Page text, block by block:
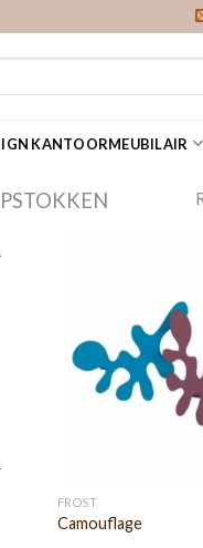
KANTOORMEUBILAIR
FROST
Camouflage